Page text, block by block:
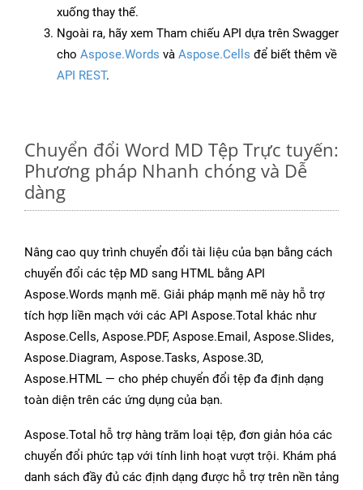
xuống thay thế.
Ngoài ra, hãy xem Tham chiếu API dựa trên Swagger
cho Aspose.Words và Aspose.Cells để biết thêm về
API REST.
Chuyển đổi Word MD Tệp Trực tuyến:
Phương pháp Nhanh chóng và Dễ
dàng
Nâng cao quy trình chuyển đổi tài liệu của bạn bằng cách
chuyển đổi các tệp MD sang HTML bằng API
Aspose.Words mạnh mẽ. Giải pháp mạnh mẽ này hỗ trợ
tích hợp liền mạch với các API Aspose.Total khác như
Aspose.Cells, Aspose.PDF, Aspose.Email, Aspose.Slides,
Aspose.Diagram, Aspose.Tasks, Aspose.3D,
Aspose.HTML — cho phép chuyển đổi tệp đa định dạng
toàn diện trên các ứng dụng của bạn.
Aspose.Total hỗ trợ hàng trăm loại tệp, đơn giản hóa các
chuyển đổi phức tạp với tính linh hoạt vượt trội. Khám phá
danh sách đầy đủ các định dạng được hỗ trợ trên nền tảng